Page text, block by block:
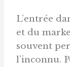
L’entrée
et du
souvent
l’inconnu.